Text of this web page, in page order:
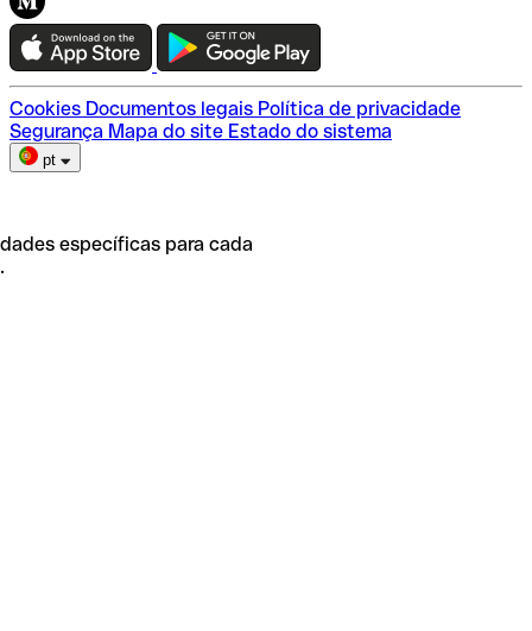
Teste a Qonto
Escolha do plano
Cookies Documentos legais Política de privacidade
Segurança Mapa do site Estado do sistema
pt
específicas para cada